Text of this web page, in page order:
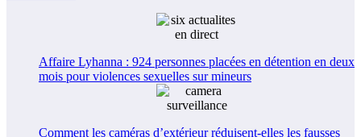
Affaire Lyhanna : 924 personnes placées en détention en deux
mois pour violences sexuelles sur mineurs
Comment les caméras d’extérieur réduisent-elles les fausses